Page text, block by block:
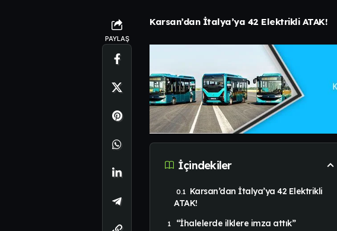
PAYLAŞ
Karsan’dan İtalya’ya 42 Elektrikli ATAK!
İçindekiler
Karsan’dan İtalya’ya 42 Elektrikli
ATAK!
“İhalelerde ilklere imza attık”